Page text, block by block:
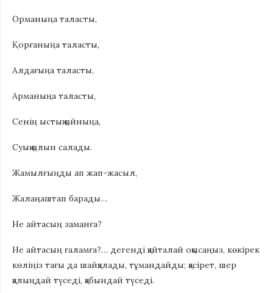
Орманыңа таласты,
Қорғаныңа таласты,
Алдағыңа таласты,
Арманыңа таласты,
Сенің ыстық қойныңа,
Суық қолын салады.
Жамылғыңды ап жап-жасыл,
Жалаңаштап барады…
Не айтасың заманға?
Не айтасың ғаламға?… дегенді қайталай оқысаңыз, көкірек
көліңіз тағы да шайқалады, тұмандайды; қасірет, шер
қалыңдай түседі, қабындай түседі.